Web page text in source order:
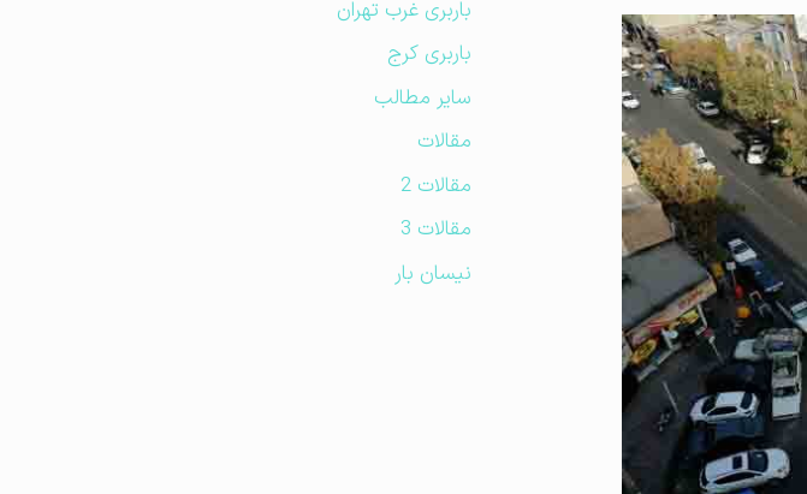
باربری غرب تهران
باربری کرج
سایر مطالب
مقالات
مقالات 2
مقالات 3
نیسان بار